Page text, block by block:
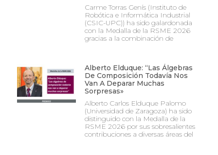
Carme Torras Genís (Instituto de
Robótica e Informática Industrial
(CSIC-UPC)) ha sido galardonada
con la Medalla de la RSME 2026
gracias a la combinación de
Alberto Elduque: “Las Álgebras
De Composición Todavía Nos
Van A Deparar Muchas
Sorpresas»
Alberto Carlos Elduque Palomo
(Universidad de Zaragoza) ha sido
distinguido con la Medalla de la
RSME 2026 por sus sobresalientes
contribuciones a diversas áreas del